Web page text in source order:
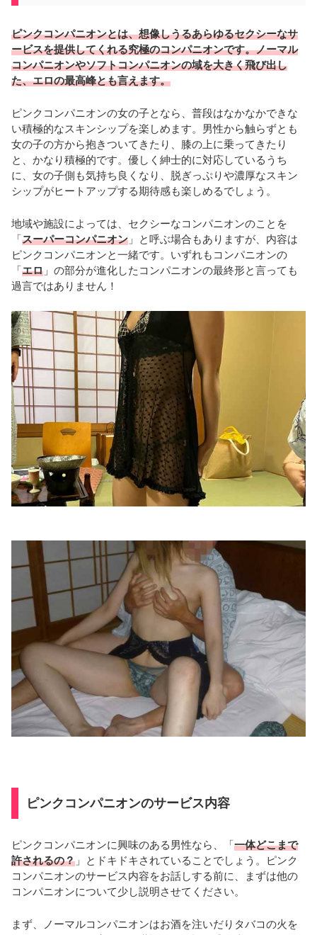
ピンクコンパニオンとは、想像しうるあらゆるセクシーなサ
ービスを提供してくれる究極のコンパニオンです。ノーマル
コンパニオンやソフトコンパニオンの域を大きく飛び出し
た、エロの最高峰とも言えます。
ピンクコンパニオンの女の子となら、普段はなかなかできな
い積極的なスキンシップを楽しめます。男性から触らずとも
女の子の方から抱きついてきたり、膝の上に乗ってきたり
と、かなり積極的です。優しく紳士的に対応しているうち
に、女の子側も気持ち良くなり、脱ぎっぷりや濃厚なスキン
シップがヒートアップする期待感も楽しめるでしょう。
地域や施設によっては、セクシーなコンパニオンのことを
「スーパーコンパニオン 」と呼ぶ場合もありますが、内容は
ピンクコンパニオンと一緒です。いずれもコンパニオンの
「エロ 」の部分が進化したコンパニオンの最終形と言っても
過言ではありません！
ピンクコンパニオンのサービス内容
ピンクコンパニオンに興味のある男性なら、「一体どこまで
許されるの？ 」とドキドキされていることでしょう。ピンク
コンパニオンのサービス内容をお話しする前に、まずは他の
コンパニオンについて少し説明させてください。
まず、ノーマルコンパニオンはお酒を注いだりタバコの火を